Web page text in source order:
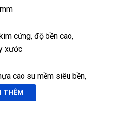
cứng, độ bền cao,
xước
cao su mềm siêu bền,
giác thoải mái trong
THÊM